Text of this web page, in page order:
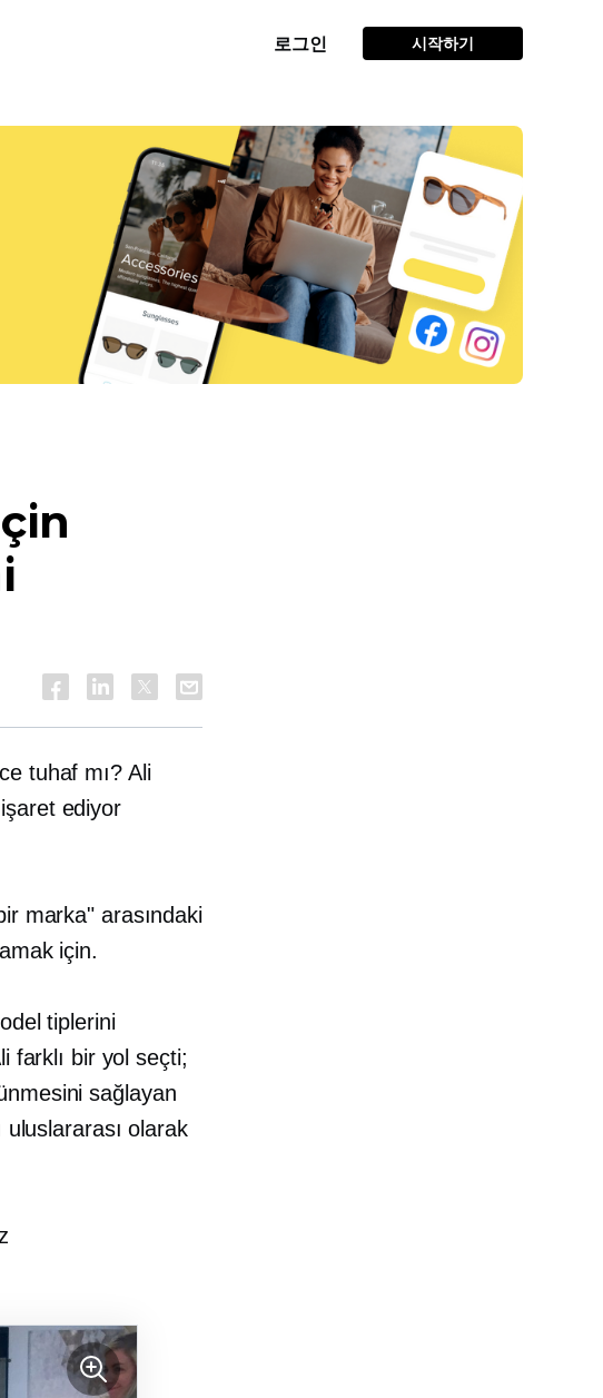
로그인 시작하기
tuhaf mı? Ali
ediyor
marka" arasındaki
için.
tiplerini
farklı bir yol seçti;
sağlayan
uluslararası olarak